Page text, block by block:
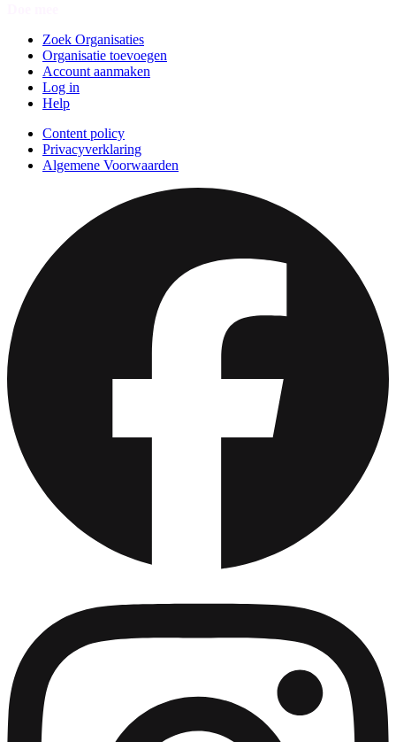
Zoek Organisaties
Organisatie toevoegen
Account aanmaken
Log in
Help
Content policy
Privacyverklaring
Algemene Voorwaarden